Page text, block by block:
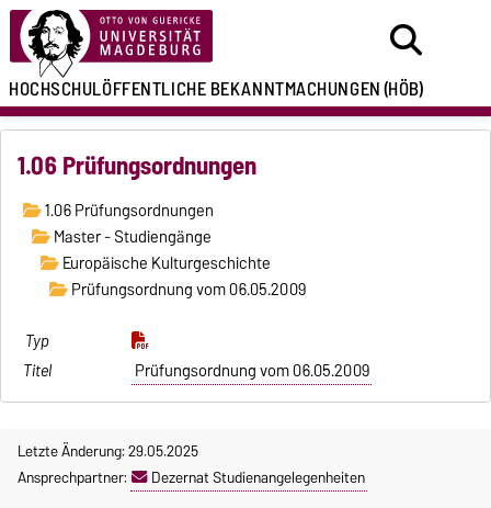
HOCHSCHULÖFFENTLICHEBEKANNTMACHUNGEN(HÖB)
1.06 Prüfungsordnungen
1.06 Prüfungsordnungen
Master - Studiengänge
Europäische Kulturgeschichte
Prüfungsordnung vom 06.05.2009
Prüfungsordnung vom 06.05.2009
Letzte Änderung: 29.05.2025
Ansprechpartner:
Dezernat Studienangelegenheiten